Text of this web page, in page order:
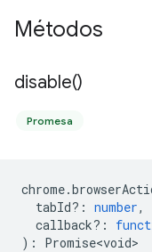
Métodos
disable()
Promesa
chrome.
tabId? : number,
callback? :
) : Promise<void>